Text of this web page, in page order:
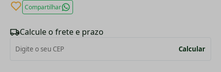
Compartilhar
Calcule o frete e prazo
Calcular